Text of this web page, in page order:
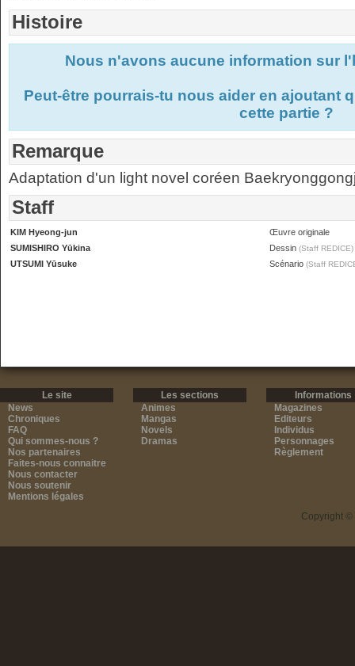
Histoire
Nous n'avons aucune information sur
Peut-être pourrais-tu nous aider en ajoutant
cette partie ?
Remarque
Adaptation d'un light novel coréen
Staff
KIM Hyeong-jun
Œuvre originale
SUMISHIRO Yūkina
Dessin (Staff REDICE)
UTSUMI Yūsuke Scénario (Staff
Le site
News
Chroniques
FAQ
Qui sommes-nous ?
Nos partenaires
Faites-nous connaitre
Nous contacter
Nous soutenir
Mentions légales
Les sections
Animes
Mangas
Novels
Dramas
Informations
Magazines
Editeurs
Individus
Personnages
Règlement
Copyright ©